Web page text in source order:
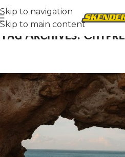
Skip to navigation
Skip to main content
Tag Archives: Chypre